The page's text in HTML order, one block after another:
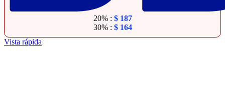
20% : $187
30% : $164
Vista rápida